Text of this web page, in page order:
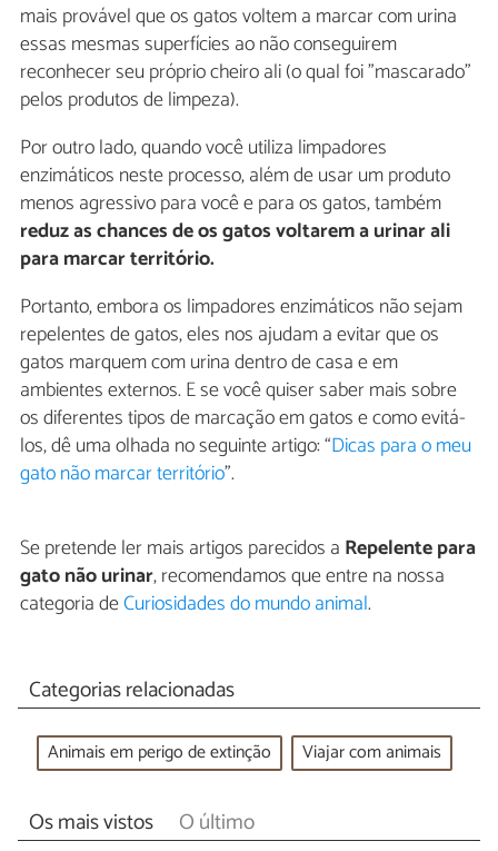
mais provável que os gatos voltem a marcar com urina
essas mesmas superfícies ao não conseguirem
reconhecer seu próprio cheiro ali (o qual foi "mascarado"
pelos produtos de limpeza).
Por outro lado, quando você utiliza limpadores
enzimáticos neste processo, além de usar um produto
menos agressivo para você e para os gatos, também
reduz as chances de os gatos voltarem a urinar ali
para marcar território.
Portanto, embora os limpadores enzimáticos não sejam
repelentes de gatos, eles nos ajudam a evitar que os
gatos marquem com urina dentro de casa e em
ambientes externos. E se você quiser saber mais sobre
os diferentes tipos de marcação em gatos e como evitá-
los, dê uma olhada no seguinte artigo: “Dicas para o meu
gato não marcar território”.
Se pretende ler mais artigos parecidos a Repelente para
gato não urinar, recomendamos que entre na nossa
categoria deCuriosidades do mundo animal.
Categorias relacionadas
Animais em perigo de extinção Viajar com animais
Os mais vistos O último